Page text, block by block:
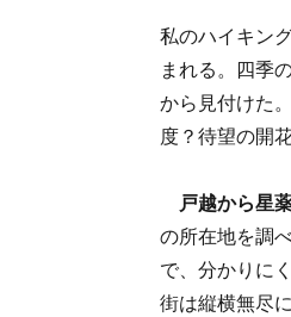
私のハイキン
まれる。四季
から見付けた
度？待望の開
戸越から星
の所在地を調
で、分かりに
街は縦横無尽